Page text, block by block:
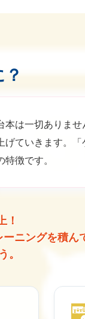
は一切ありませ
ていきます。
徴です。
！
ニングを積ん
。